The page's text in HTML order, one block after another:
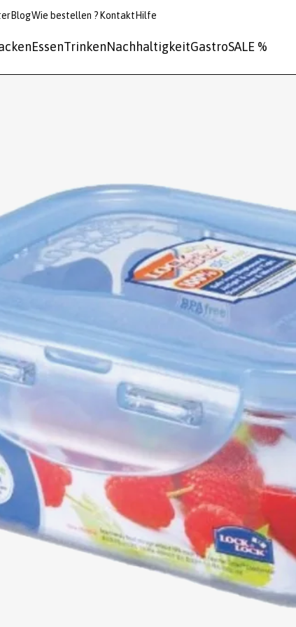
BlogWie bestellen ? Kontakt Hilfe
EssenTrinkenNachhaltigkeitGastroSALE %